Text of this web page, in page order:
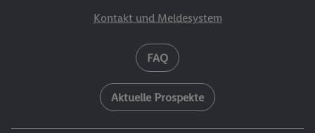
Kontakt und Meldesystem
FAQ
Aktuelle Prospekte